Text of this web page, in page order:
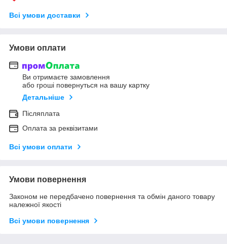
Всі умови доставки
Умови оплати
Ви отримаєте замовлення
або гроші повернуться на вашу картку
Детальніше
Післяплата
Оплата за реквізитами
Всі умови оплати
Умови повернення
Законом не передбачено повернення та обмін даного товару
належної якості
Всі умови повернення